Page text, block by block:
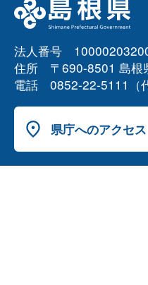
法人番号
住所 〒690-8501 島根
電話 0852-22-5111（代
県庁へのアクセス